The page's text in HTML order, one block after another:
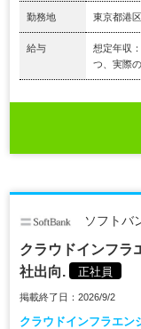
勤務地 東京都港区
給与
想定年収
つ、実際
ソフトバ
クラウドインフラ
社出向.
正社員
掲載終了日：2026/9/2
クラウドインフラエン